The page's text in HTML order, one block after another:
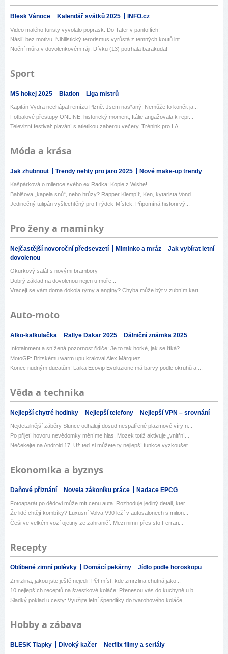
Blesk Vánoce Kalendář svátků 2025 INFO.cz
Video malého turisty vyvolalo poprask: Do Tater v pantoflích!
Násilí bez motivu. Nihilistický terorismus vyrůstá z temných koutů int...
Noční můra v dovolenkovém ráji: Dívku (13) potrhala barakuda!
Sport
MS hokej 2025 Biatlon Liga mistrů
Kapitán Vydra nechápal remízu Plzně: Jsem nas*aný. Nemůže to končit ja...
Fotbalové přestupy ONLINE: historický moment, Itálie angažovala k repr...
Televizní festival: plavání s atletikou zaberou večery. Trénink pro LA...
Móda a krása
Jak zhubnout Trendy nehty pro jaro 2025 Nové make-up trendy
Kašpárková o milence svého ex Radka: Kopie z Wishe!
Babišova „kapela snů“, nebo hrůzy? Rapper Klempíř, Ken, kytarista Vond...
Jedinečný tulipán vyšlechtěný pro Frýdek-Místek: Připomíná historii vý...
Pro ženy a maminky
Nejčastější novoroční předsevzetí Miminko a mráz
Jak vybírat letní
dovolenou
Okurkový salát s novými brambory
Dobrý základ na dovolenou nejen u moře...
Vracejí se vám doma dokola rýmy a angíny? Chyba může být v zubním kart...
Auto-moto
Alko-kalkulačka Rallye Dakar 2025 Dálniční známka 2025
Infotainment a snížená pozornost řidiče: Je to tak horké, jak se říká?
MotoGP: Britskému warm upu kraloval Alex Márquez
Konec nudným ducatům! Laika Ecovip Evoluzione má barvy podle okruhů a ...
Věda a technika
Nejlepší chytré hodinky Nejlepší telefony Nejlepší VPN – srovnání
Nejdetailnější záběry Slunce odhalují dosud nespatřené plazmové víry n...
Po přijetí hovoru nevědomky měníme hlas. Mozek totiž aktivuje „vnitřní...
Nečekejte na Android 17. Už teď si můžete ty nejlepší funkce vyzkoušet...
Ekonomika a byznys
Daňové přiznání Novela zákoníku práce Nadace EPCG
Fotoaparát po dědovi může mít cenu auta. Rozhoduje jediný detail, kter...
Že lidé chtějí kombíky? Luxusní Volva V90 leží v autosalonech s milion...
Češi ve velkém vozí ojetiny ze zahraničí. Mezi nimi i přes sto Ferrari...
Recepty
Oblíbené zimní polévky Domácí pekárny Jídlo podle horoskopu
Zmrzlina, jakou jste ještě nejedli! Pět míst, kde zmrzlina chutná jako...
10 nejlepších receptů na švestkové koláče: Přenesou vás do kuchyně u b...
Sladký poklad u cesty: Využijte letní špendlíky do tvarohového koláče,...
Hobby a zábava
BLESK Tlapky Divoký kačer Netflix filmy a seriály